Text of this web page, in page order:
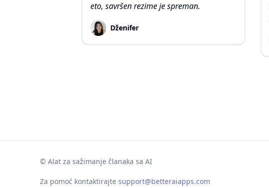
eto, savršen rezime je spreman.
Dženifer
© Alat za sažimanje članaka sa AI
Za pomoć kontaktirajte support@betteraiapps.com